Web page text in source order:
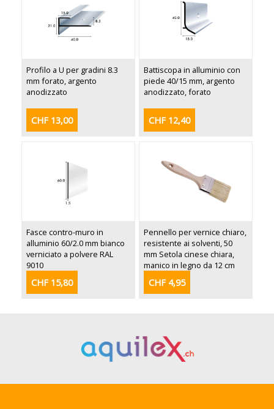
Profilo a U per gradini 8.3
mm forato, argento
anodizzato
CHF 13,00
Battiscopa in alluminio con
piede 40/15 mm, argento
anodizzato, forato
CHF 12,40
Fasce contro-muro in
alluminio 60/2.0 mm bianco
verniciato a polvere RAL
9010
CHF 15,80
Pennello per vernice chiaro,
resistente ai solventi, 50
mm Setola cinese chiara,
manico in legno da 12 cm
CHF 4,95